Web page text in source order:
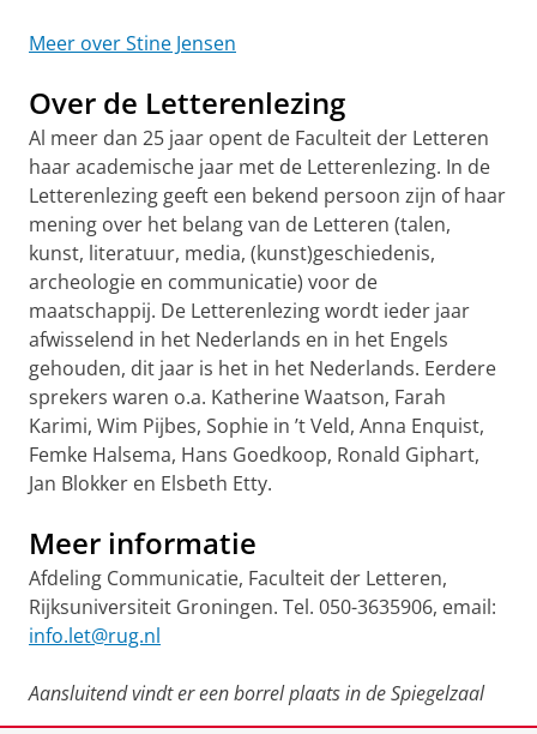
Meer over Stine Jensen
Over de Letterenlezing
Al meer dan 25 jaar opent de Faculteit der Letteren
haar academische jaar met de Letterenlezing. In de
Letterenlezing geeft een bekend persoon zijn of haar
mening over het belang van de Letteren (talen,
kunst, literatuur, media, (kunst)geschiedenis,
archeologie en communicatie) voor de
maatschappij. De Letterenlezing wordt ieder jaar
afwisselend in het Nederlands en in het Engels
gehouden, dit jaar is het in het Nederlands. Eerdere
sprekers waren o.a. Katherine Waatson, Farah
Karimi, Wim Pijbes, Sophie in ’t Veld, Anna Enquist,
Femke Halsema, Hans Goedkoop, Ronald Giphart,
Jan Blokker en Elsbeth Etty.
Meer informatie
Afdeling Communicatie, Faculteit der Letteren,
Rijksuniversiteit Groningen. Tel. 050-3635906, email:
info.let@rug.nl
Aansluitend vindt er een borrel plaats in de Spiegelzaal